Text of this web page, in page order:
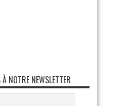
NOTRE NEWSLETTER